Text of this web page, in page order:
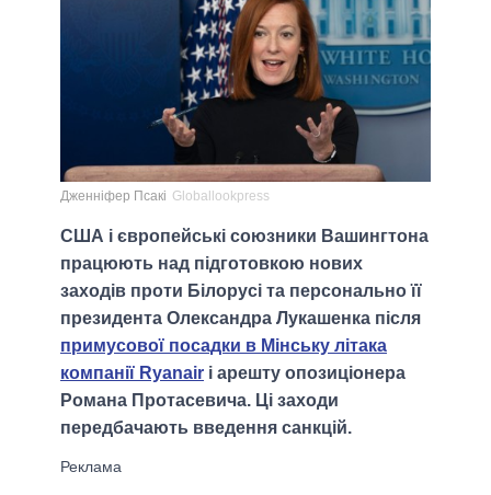
Дженніфер Псакі Globallookpress
США і європейські союзники Вашингтона
працюють над підготовкою нових
заходів проти Білорусі та персонально її
президента Олександра Лукашенка після
примусової посадки в Мінську літака
компанії Ryanair і арешту опозиціонера
Романа Протасевича. Ці заходи
передбачають введення санкцій.